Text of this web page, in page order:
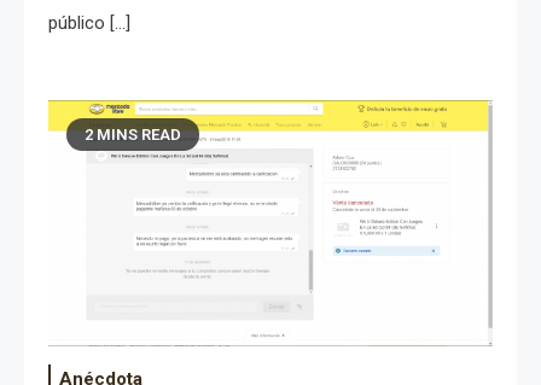
público […]
2 MINS READ
Anécdota